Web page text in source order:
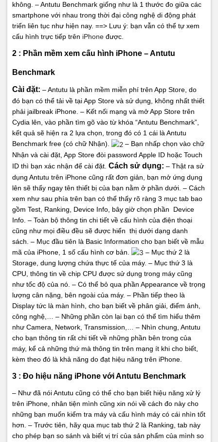
không. – Antutu Benchmark giống như là 1 thước đo giữa các
smartphone với nhau trong thời đại công nghệ di động phát
triển liên tục như hiện nay. ==> Lưu ý: bạn vẫn có thể tự xem
cấu hình trực tiếp trên iPhone được.
2 : Phần mềm xem cấu hình iPhone – Antutu
Benchmark
Cài đặt: – Antutu là phần mềm miễn phí trên App Store, do
đó bạn có thể tải về tại App Store và sử dụng, không nhất thiết
phải jailbreak iPhone. – Kết nối mạng và mở App Store trên
Cydia lên, vào phần tìm gõ vào từ khóa “Antutu Benchmark”,
kết quả sẽ hiện ra 2 lựa chọn, trong đó có 1 cái là Antutu
Benchmark free (có chữ Nhận).
– Bạn nhấp chọn vào chữ
Nhận và cài đặt, App Store đòi password Apple ID hoặc Touch
ID thì bạn xác nhận để cài đặt. Cách sử dụng: – Thật ra sử
dụng Antutu trên iPhone cũng rất đơn giản, bạn mở ứng dụng
lên sẽ thấy ngay tên thiết bị của bạn nằm ở phần dưới. – Cách
xem như sau phía trên bạn có thể thấy rõ ràng 3 mục tab bao
gồm Test, Ranking, Device Info, bây giờ chọn phần Device
Info. – Toàn bộ thông tin chi tiết về cấu hình của điện thoại
cũng như mọi điều đều sẽ được hiển thị dưới dạng danh
sách. – Mục đầu tiên là Basic Information cho bạn biết về mẫu
mã của iPhone, 1 số cấu hình cơ bản.
– Mục thứ 2 là
Storage, dung lượng chứa thực tế của máy. – Mục thứ 3 là
CPU, thông tin về chip CPU được sử dụng trong máy cũng
như tốc độ của nó. – Có thể bỏ qua phần Appearance về trọng
lượng cân nặng, bên ngoài của máy. – Phần tiếp theo là
Display tức là màn hình, cho bạn biết về phân giải, điểm ảnh,
công nghệ,… – Những phần còn lại bạn có thể tìm hiểu thêm
như Camera, Network, Transmission,… – Nhìn chung, Antutu
cho bạn thông tin rất chi tiết về những phần bên trong của
máy, kể cả những thứ mà thông tin trên mạng ít khi cho biết,
kèm theo đó là khả năng do đạt hiệu năng trên iPhone.
3 : Đo hiệu năng iPhone với Antutu Benchmark
– Như đã nói Antutu cũng có thể cho bạn biết hiệu năng xử lý
trên iPhone, nhân tiện mình cũng xin nói về cách đo này cho
những bạn muốn kiểm tra máy và cấu hình máy có cái nhìn tốt
hơn. – Trước tiên, hãy qua mục tab thứ 2 là Ranking, tab này
cho phép bạn so sánh và biết vị trí của sản phẩm của mình so